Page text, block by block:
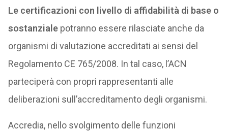
Le certificazioni con livello di affidabilità di base o
sostanzialepotranno essere rilasciate anche da
organismi di valutazione accreditati ai sensi del
Regolamento CE 765/2008. In tal caso, l’ACN
parteciperà con propri rappresentanti alle
deliberazioni sull’accreditamento degli organismi.
Accredia, nello svolgimento delle funzioni